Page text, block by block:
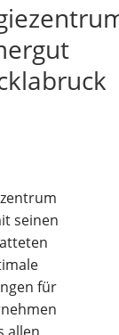
seinen
für